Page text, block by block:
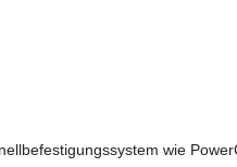
wie